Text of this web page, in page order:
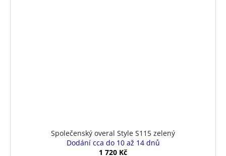
Společenský overal Style S115 zelený
Dodání cca do 10 až 14 dnů
1 720 Kč